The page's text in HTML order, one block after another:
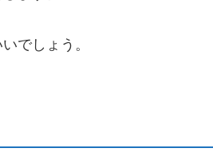
でしょう。